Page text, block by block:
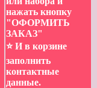
нажать кнопку
"ОФОРМИТЬ
ЗАКАЗ"
⭐️ И в корзине
заполнить
контактные
данные.